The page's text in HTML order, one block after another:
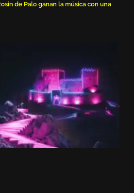
de Palo ganan la música con una